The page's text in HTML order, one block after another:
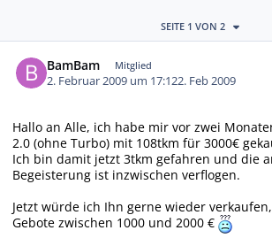
SEITE 1 VON 2
BamBam Mitglied
2. Februar 2009 um 17:122. Feb 2009
Hallo an Alle, ich habe mir vor zwei
2.0 (ohne Turbo) mit 108tkm für 3000€
Ich bin damit jetzt 3tkm gefahren und die
Begeisterung ist inzwischen verflogen.
Jetzt würde ich Ihn gerne wieder
Gebote zwischen 1000 und 2000 €